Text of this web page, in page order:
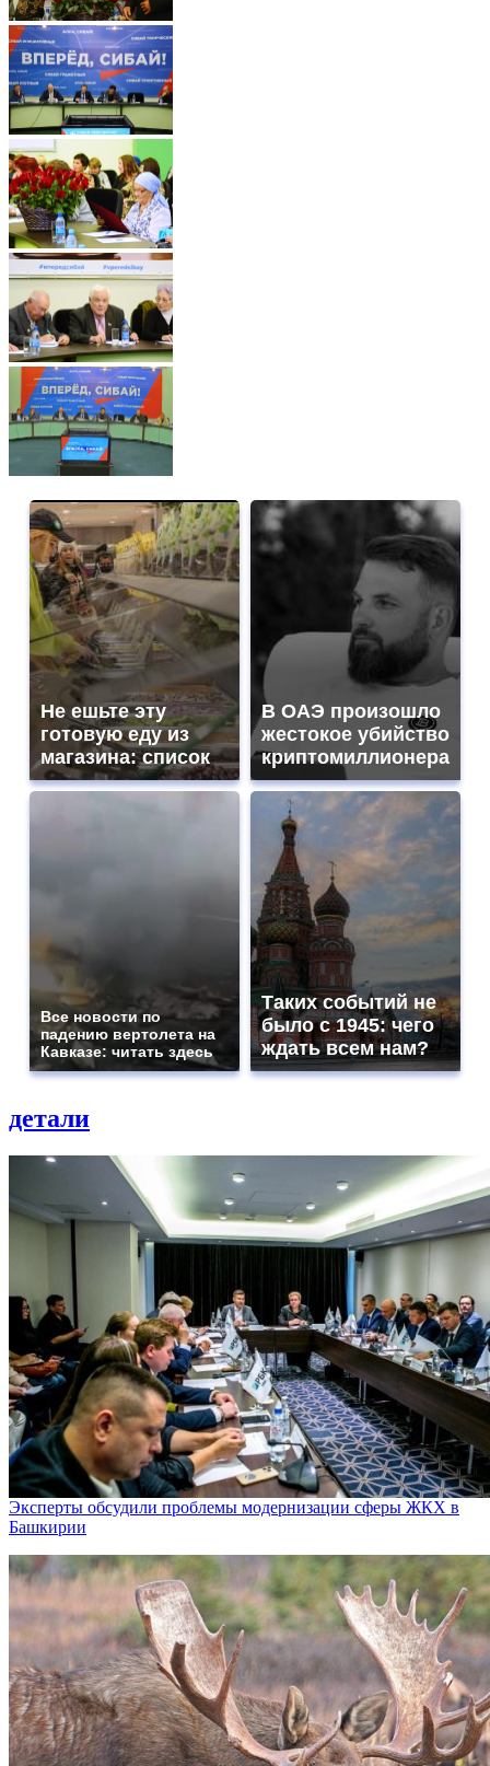
Не ешьте эту
готовую еду из
магазина: список
В ОАЭ произошло
жестокое убийство
криптомиллионера
Все новости по
падению вертолета на
Кавказе: читать здесь
Таких событий не
было с 1945: чего
ждать всем нам?
детали
Эксперты обсудили проблемы модернизации сферы ЖКХ в
Башкирии